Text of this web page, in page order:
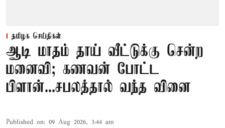
தமிழக செய்திகள்
ஆடி மாதம் தாய் வீட்டுக்கு சென்ற
மனைவி; கணவன் போட்ட
பிளான்...சபலத்தால் வந்த வினை
Published on: 09 Aug 2026, 3:44 am